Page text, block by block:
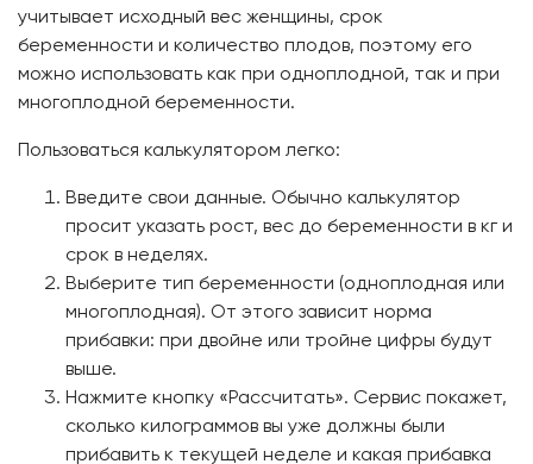
учитывает исходный вес женщины, срок
беременности и количество плодов, поэтому его
можно использовать как при одноплодной, так и при
многоплодной беременности.
Пользоваться калькулятором легко:
Введите свои данные. Обычно калькулятор
просит указать рост, вес до беременности в кг и
срок в неделях.
Выберите тип беременности (одноплодная или
многоплодная). От этого зависит норма
прибавки: при двойне или тройне цифры будут
выше.
Нажмите кнопку «Рассчитать». Сервис покажет,
сколько килограммов вы уже должны были
прибавить к текущей неделе и какая прибавка